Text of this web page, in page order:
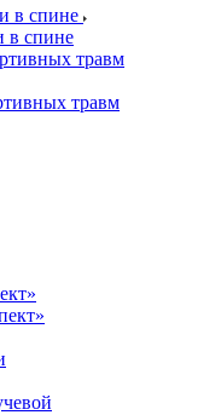
в спине
в спине
травм
травм